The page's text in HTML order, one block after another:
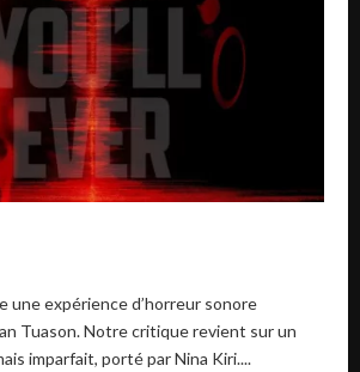
une expérience d’horreur sonore
Tuason. Notre critique revient sur un
imparfait, porté par Nina Kiri....